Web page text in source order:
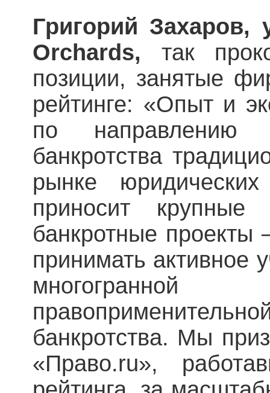
Григорий Захаров,
Orchards, так
позиции, занятые
рейтинге: «Опыт и
по направлению
банкротства
рынке
приносит
банкротные проекты
принимать активное
банкротства. Мы
«Право.ru»,